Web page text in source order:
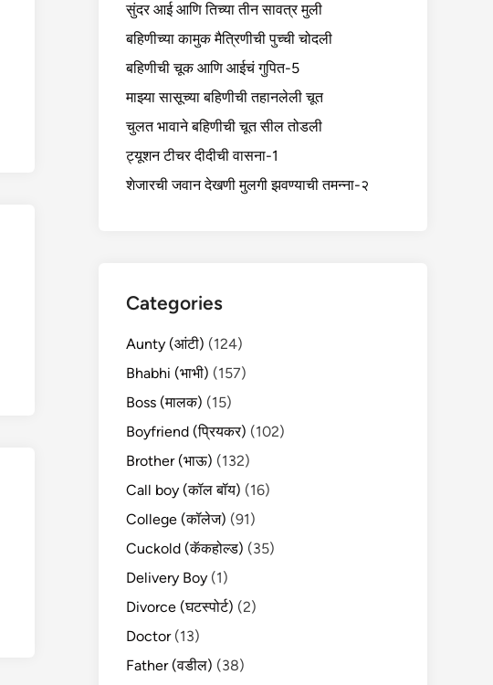
सुंदर आई आणि तिच्या तीन सावत्र मुली
बहिणीच्या कामुक मैत्रिणीची पुच्ची चोदली
बहिणीची चूक आणि आईचं गुपित-5
माझ्या सासूच्या बहिणीची तहानलेली चूत
चुलत भावाने बहिणीची चूत सील तोडली
ट्यूशन टीचर दीदीची वासना-1
शेजारची जवान देखणी मुलगी झवण्याची तमन्ना-२
Categories
Aunty (आंटी) (124)
Bhabhi (भाभी) (157)
Boss (मालक) (15)
Boyfriend (प्रियकर) (102)
Brother (भाऊ) (132)
Call boy (कॉल बॉय) (16)
College (कॉलेज) (91)
Cuckold (कॅकहोल्ड) (35)
Delivery Boy (1)
Divorce (घटस्पोर्ट) (2)
Doctor(13)
Father (वडील) (38)